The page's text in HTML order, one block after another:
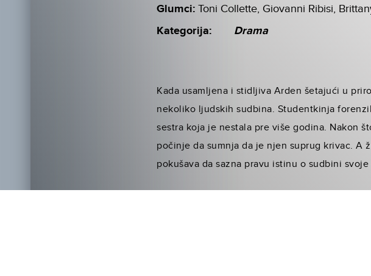
Glumci: Toni Collette, Giovanni Ribisi,
Kategorija: Drama
Kada usamljena i stidljiva Arden šetajući u
nekoliko ljudskih sudbina. Studentkinja
sestra koja je nestala pre više godina. Nakon
počinje da sumnja da je njen suprug krivac.
pokušava da sazna pravu istinu o sudbini